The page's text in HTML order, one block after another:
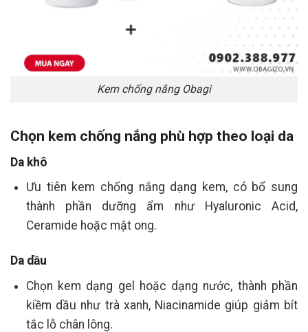
Kem chống nắng Obagi
Chọn kem chống nắng phù hợp theo loại da
Da khô
Ưu tiên kem chống nắng dạng kem, có bổ sung
thành phần dưỡng ẩm như Hyaluronic Acid,
Ceramide hoặc mật ong.
Da dầu
Chọn kem dạng gel hoặc dạng nước, thành phần
kiềm dầu như trà xanh, Niacinamide giúp giảm bít
tắc lỗ chân lông.